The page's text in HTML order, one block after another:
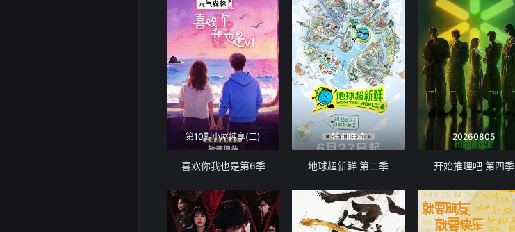
第10期小屋纯享(二)
喜欢你我也是第6季
特别联动
地球超新鲜 第二季
20260805
开始推理吧 第四季